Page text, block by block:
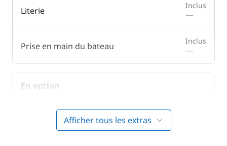
Literie Inclus
—
Prise en main du bateau Inclus
—
En option
Animaux de compagnie
Afficher tous les extras